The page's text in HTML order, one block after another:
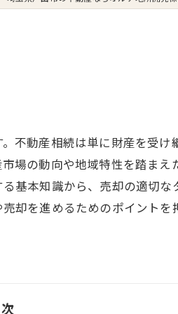
不動産相続は単に財産を受
場の動向や地域特性を踏ま
基本知識から、売却の適切
却を進めるためのポイント
次